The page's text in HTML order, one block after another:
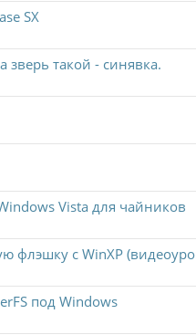
SX
зверь такой - синявка.
Vista для чайников
флэшку с WinXP
под Windows